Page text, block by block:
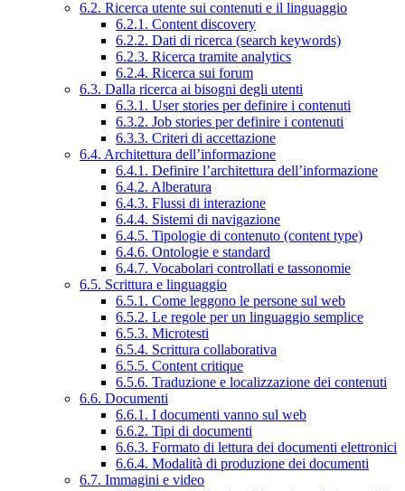
6.2. Ricerca utente sui contenuti e il linguaggio
6.2.1. Content discovery
6.2.2. Dati di ricerca (search keywords)
6.2.3. Ricerca tramite analytics
6.2.4. Ricerca sui forum
6.3. Dalla ricerca ai bisogni degli utenti
6.3.1. User stories per definire i contenuti
6.3.2. Job stories per definire i contenuti
6.3.3. Criteri di accettazione
6.4. Architettura dell’informazione
6.4.1. Definire l’architettura dell’informazione
6.4.2. Alberatura
6.4.3. Flussi di interazione
6.4.4. Sistemi di navigazione
6.4.5. Tipologie di contenuto (content type)
6.4.6. Ontologie e standard
6.4.7. Vocabolari controllati e tassonomie
6.5. Scrittura e linguaggio
6.5.1. Come leggono le persone sul web
6.5.2. Le regole per un linguaggio semplice
6.5.3. Microtesti
6.5.4. Scrittura collaborativa
6.5.5. Content critique
6.5.6. Traduzione e localizzazione dei contenuti
6.6. Documenti
6.6.1. I documenti vanno sul web
6.6.2. Tipi di documenti
6.6.3. Formato di lettura dei documenti elettronici
6.6.4. Modalità di produzione dei documenti
6.7. Immagini e video